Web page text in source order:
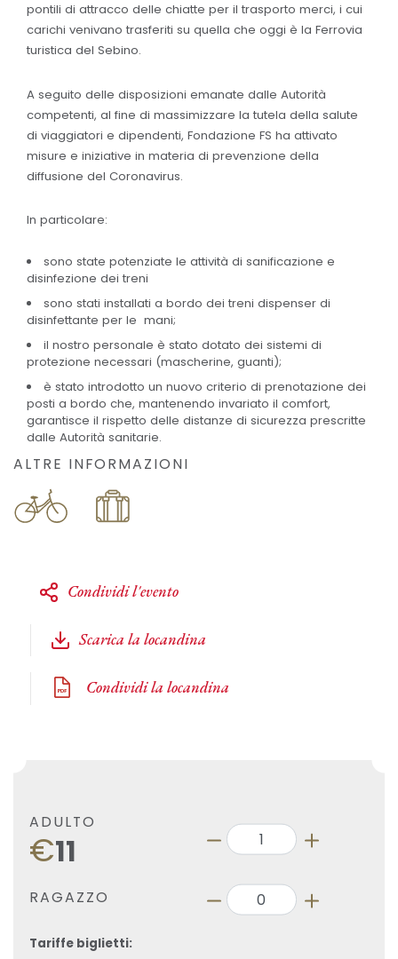
pontili di attracco delle chiatte per il trasporto merci, i cui
carichi venivano trasferiti su quella che oggi è la Ferrovia
turistica del Sebino.
A seguito delle disposizioni emanate dalle Autorità
competenti, al fine di massimizzare la tutela della salute
di viaggiatori e dipendenti, Fondazione FS ha attivato
misure e iniziative in materia di prevenzione della
diffusione del Coronavirus.
In particolare:
sono state potenziate le attività di sanificazione e
disinfezione dei treni
sono stati installati a bordo dei treni dispenser di
disinfettante per le mani;
il nostro personale è stato dotato dei sistemi di
protezione necessari (mascherine, guanti);
è stato introdotto un nuovo criterio di prenotazione dei
posti a bordo che, mantenendo invariato il comfort,
garantisce il rispetto delle distanze di sicurezza prescritte
dalle Autorità sanitarie.
ALTRE INFORMAZIONI
Condividi l'evento
Scarica la locandina
Condividi la locandina
ADULTO
€11
RAGAZZO
Tariffe biglietti: